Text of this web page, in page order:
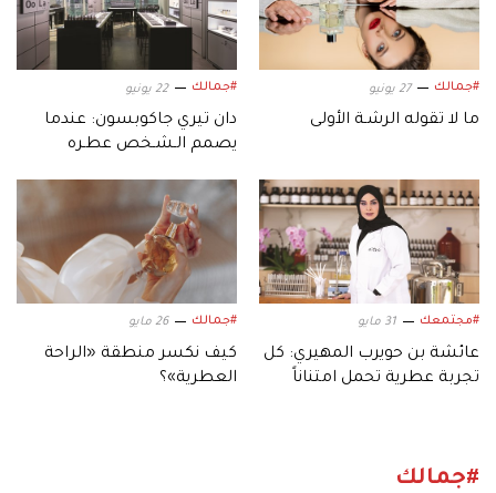
#جمالك 27 يونيو
ما لا تقوله الرشـة الأولى
#جمالك 22 يونيو
دان تيري جاكوبسون: عندما
يصمم الـشـخص عطـره
#مجتمعك 31 مايو
عائشة بن حويرب المهيري: كل
تجربة عطرية تحمل امتناناً
#جمالك 26 مايو
كيف نكسر منطقة «الراحة
العطرية»؟
#جمالك